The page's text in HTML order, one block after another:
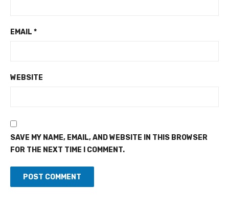
EMAIL *
WEBSITE
SAVE MY NAME, EMAIL, AND WEBSITE IN THIS BROWSER
FOR THE NEXT TIME I COMMENT.